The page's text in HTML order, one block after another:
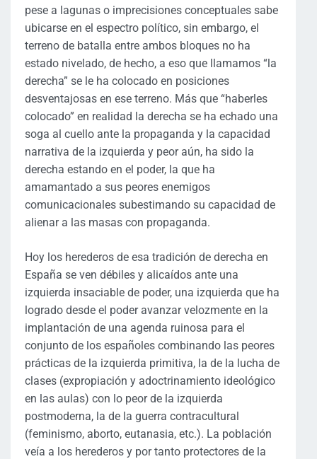
pese a lagunas o imprecisiones conceptuales sabe
ubicarse en el espectro político, sin embargo, el
terreno de batalla entre ambos bloques no ha
estado nivelado, de hecho, a eso que llamamos “la
derecha” se le ha colocado en posiciones
desventajosas en ese terreno. Más que “haberles
colocado” en realidad la derecha se ha echado una
soga al cuello ante la propaganda y la capacidad
narrativa de la izquierda y peor aún, ha sido la
derecha estando en el poder, la que ha
amamantado a sus peores enemigos
comunicacionales subestimando su capacidad de
alienar a las masas con propaganda.
Hoy los herederos de esa tradición de derecha en
España se ven débiles y alicaídos ante una
izquierda insaciable de poder, una izquierda que ha
logrado desde el poder avanzar velozmente en la
implantación de una agenda ruinosa para el
conjunto de los españoles combinando las peores
prácticas de la izquierda primitiva, la de la lucha de
clases (expropiación y adoctrinamiento ideológico
en las aulas) con lo peor de la izquierda
postmoderna, la de la guerra contracultural
(feminismo, aborto, eutanasia, etc.). La población
veía a los herederos y por tanto protectores de la